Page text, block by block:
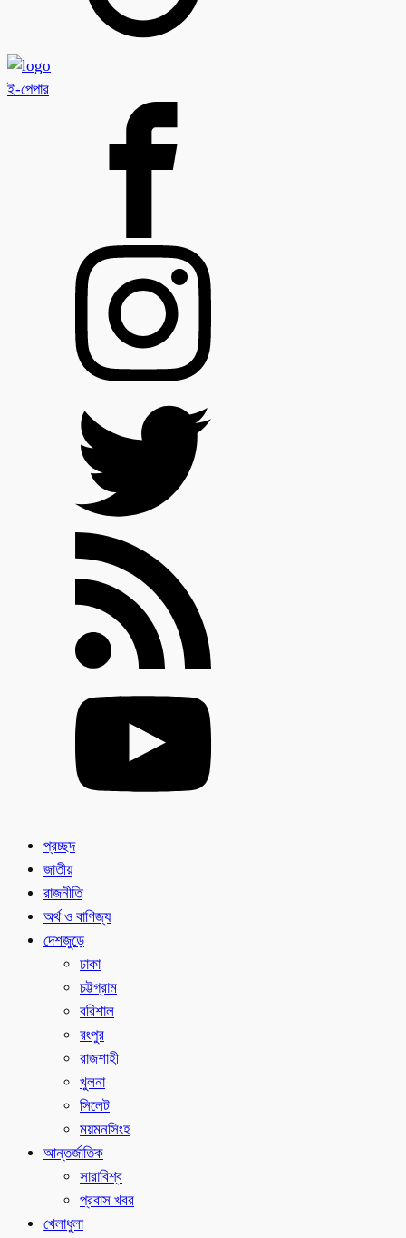
ই-পেপার
প্রচ্ছদ
জাতীয়
রাজনীতি
অর্থ ও বাণিজ্য
দেশজুড়ে
ঢাকা
চট্টগ্রাম
বরিশাল
রংপুর
রাজশাহী
খুলনা
সিলেট
ময়মনসিংহ
আন্তর্জাতিক
সারাবিশ্ব
প্রবাস খবর
খেলাধুলা